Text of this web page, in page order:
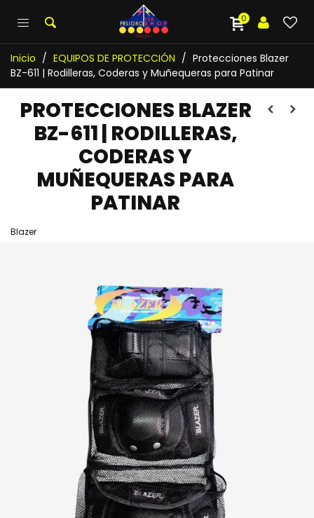
0
Inicio / EQUIPOS DE PROTECCIÓN / Protecciones Blazer
BZ-611 | Rodilleras, Coderas y Muñequeras para Patinar
PROTECCIONES BLAZER
BZ-611 | RODILLERAS,
CODERAS Y
MUÑEQUERAS PARA
PATINAR
Blazer